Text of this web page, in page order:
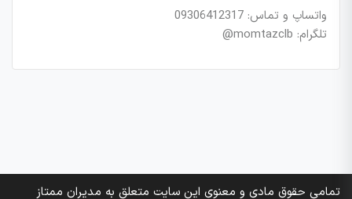
واتساپ و تماس: 09306412317
تلگرام: momtazclb@
تمامی حقوق مادی و معنوی این سایت متعلق به مدیران ممتاز